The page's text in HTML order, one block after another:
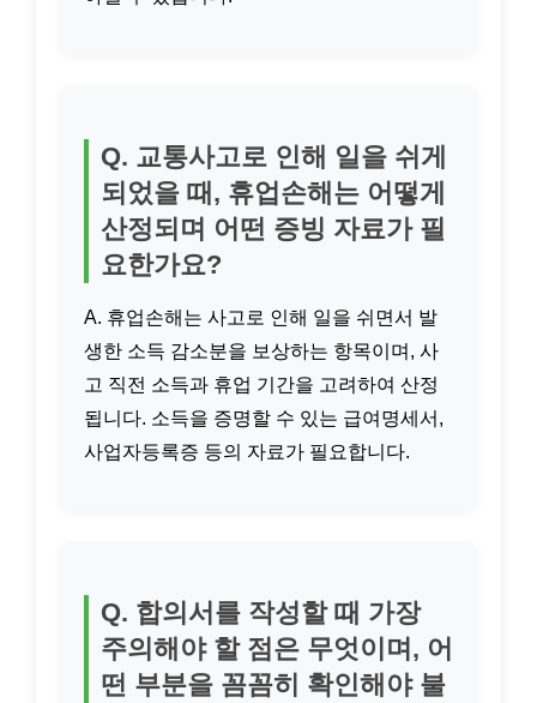
Q. 교통사고로 인해 일을 쉬게
되었을 때, 휴업손해는 어떻게
산정되며 어떤 증빙 자료가 필
요한가요?
A. 휴업손해는 사고로 인해 일을 쉬면서 발
생한 소득 감소분을 보상하는 항목이며, 사
고 직전 소득과 휴업 기간을 고려하여 산정
됩니다. 소득을 증명할 수 있는 급여명세서,
사업자등록증 등의 자료가 필요합니다.
Q. 합의서를 작성할 때 가장
주의해야 할 점은 무엇이며, 어
떤 부분을 꼼꼼히 확인해야 불